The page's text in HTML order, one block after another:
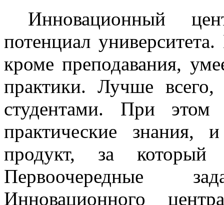
Инновационный
потенциал
кроме преподавания,
практики. Лучше
студентами. При этом
практические знания,
продукт, за который
Первоочередные
Инновационного